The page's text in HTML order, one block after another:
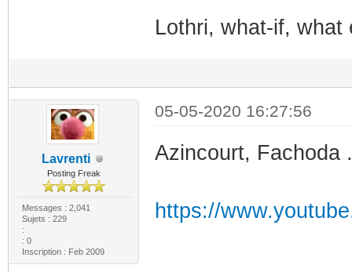
Lothri, what-if, what
Lavrenti
Posting Freak
Messages : 2,041
Sujets : 229
:
: 0
Inscription : Feb 2009
05-05-2020 16:27:56
Azincourt, Fachoda
https://